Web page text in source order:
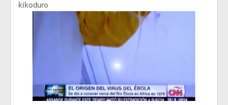
kikoduro